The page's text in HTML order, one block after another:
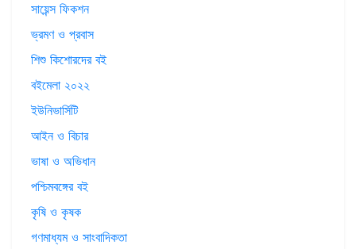
সায়েন্স ফিকশন
ভ্রমণ ও প্রবাস
শিশু কিশোরদের বই
বইমেলা ২০২২
ইউনিভার্সিটি
আইন ও বিচার
ভাষা ও অভিধান
পশ্চিমবঙ্গের বই
কৃষি ও কৃষক
গণমাধ্যম ও সাংবাদিকতা